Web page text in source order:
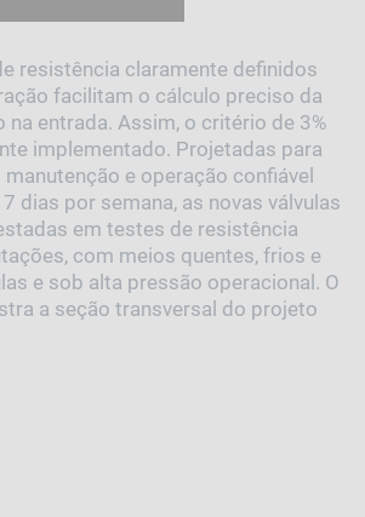
resistência claramente definidos
facilitam o cálculo preciso da
na entrada. Assim, o critério de 3%
implementado. Projetadas para
e operação confiável
dias por semana, as novas válvulas
em testes de resistência
com meios quentes, frios e
e sob alta pressão operacional. O
a seção transversal do projeto